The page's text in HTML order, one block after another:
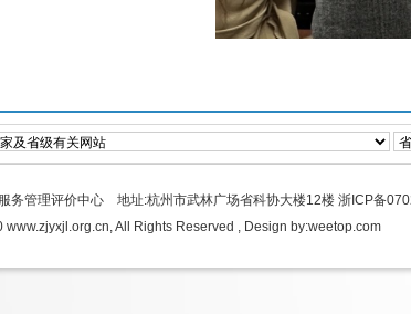
务管理评价中心 地址:杭州市武林广场省科协大楼12楼 浙ICP备
All Rights Reserved , Design by:weetop.com